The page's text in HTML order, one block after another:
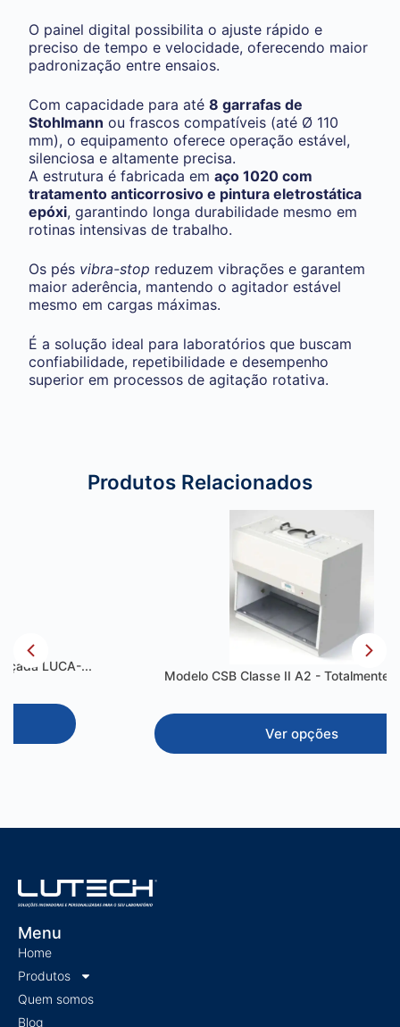
O painel digital possibilita o ajuste rápido e
preciso de tempo e velocidade, oferecendo maior
padronização entre ensaios.
Com capacidade para até 8 garrafas de
Stohlmann ou frascos compatíveis (até Ø 110
mm), o equipamento oferece operação estável,
silenciosa e altamente precisa.
A estrutura é fabricada em aço 1020 com
tratamento anticorrosivo e pintura eletrostática
epóxi, garantindo longa durabilidade mesmo em
rotinas intensivas de trabalho.
Os pés vibra-stop reduzem vibrações e garantem
maior aderência, mantendo o agitador estável
mesmo em cargas máximas.
É a solução ideal para laboratórios que buscam
confiabilidade, repetibilidade e desempenho
superior em processos de agitação rotativa.
Produtos Relacionados
Modelo CSB Classe II A2 - Totalmente em Inox
Menu
Home
Produtos
Quem somos
Blog